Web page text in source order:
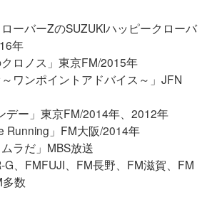
ローバーZのSUZUKIハッピークローバ
年
クロノス」東京FM/2015年
～ワンポイントアドバイス～」JFN
デー」東京FM/2014年、2012年
Running」FM大阪/2014年
ラだ」MBS放送
G、FMFUJI、FM長野、FM滋賀、FM
数